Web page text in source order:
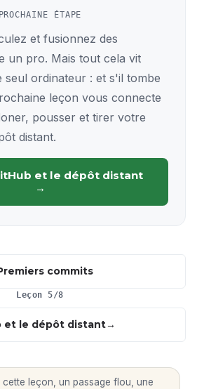
PROCHAINE ÉTAPE
et fusionnez des
un pro. Mais tout cela vit
ordinateur : et s'il tombe
leçon vous connecte
pousser et tirer votre
distant.
et le dépôt distant
→
commits
Leçon 5/8
et le dépôt distant
cette leçon, un passage flou, une